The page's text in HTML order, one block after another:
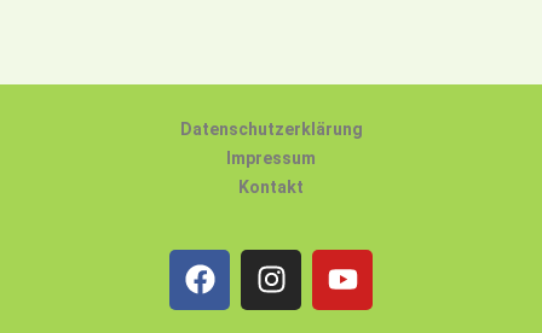
Datenschutzerklärung
Impressum
Kontakt